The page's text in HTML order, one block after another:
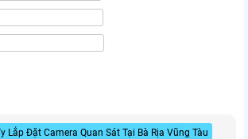
Lắp Đặt Camera Quan Sát Tại Bà Rịa Vũng Tàu